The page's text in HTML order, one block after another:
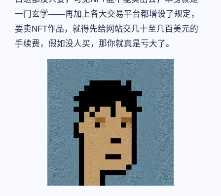
一门玄学——再加上各大交易平台都增设了规定，
要卖NFT作品，就得先给网站交几十至几百美元的
手续费，假如没人买，那你就真是亏大了。